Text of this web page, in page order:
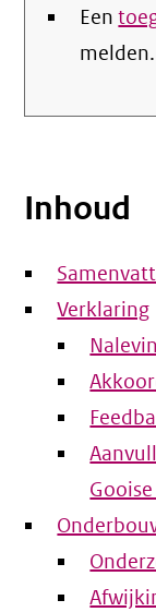
Een
melden.
Inhoud
Verklaring